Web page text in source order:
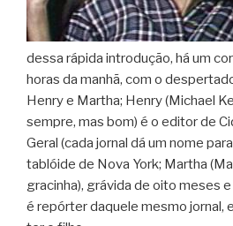
dessa rápida introdução, há um
horas da manhã, com o
Henry e Martha; Henry (Michael
sempre, mas bom) é o editor de
Geral (cada jornal dá um nome
tablóide de Nova York; Martha
gracinha), grávida de oito meses
é repórter daquele mesmo jornal,